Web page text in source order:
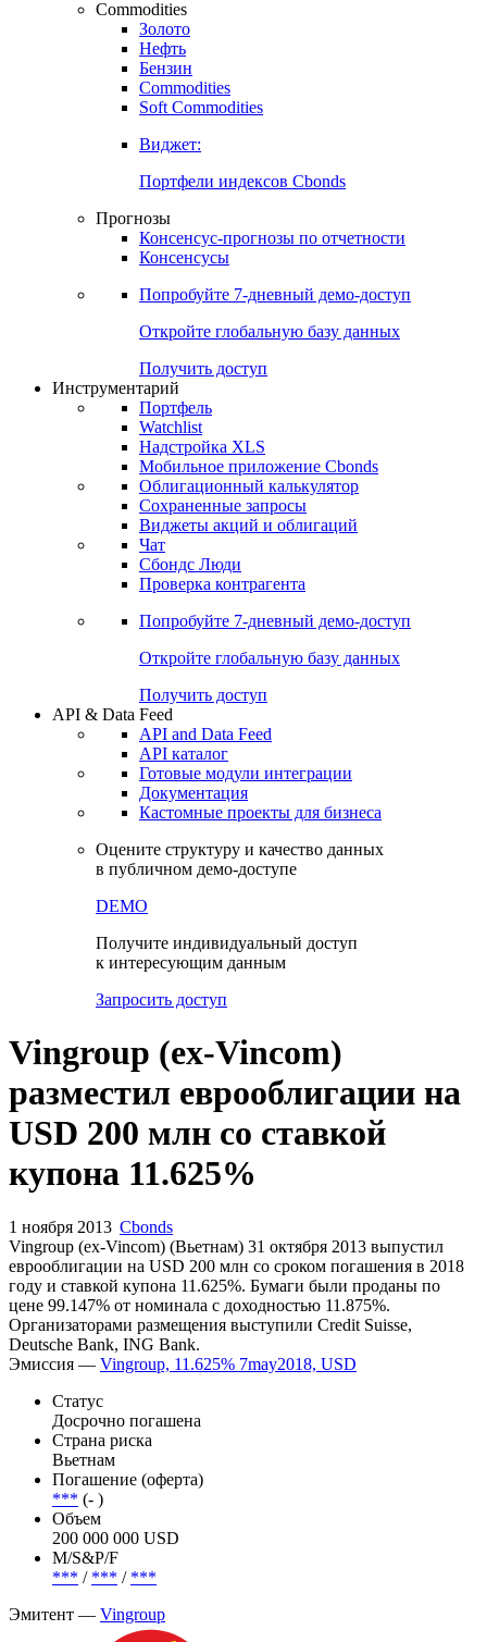
Commodities
Золото
Нефть
Бензин
Commodities
Soft Commodities
Виджет:
Портфели индексов Cbonds
Прогнозы
Консенсус-прогнозы по отчетности
Консенсусы
Попробуйте 7-дневный демо-доступ
Откройте глобальную базу данных
Получить доступ
Инструментарий
Портфель
Watchlist
Надстройка XLS
Мобильное приложение Cbonds
Облигационный калькулятор
Сохраненные запросы
Виджеты акций и облигаций
Чат
Сбондс Люди
Проверка контрагента
Попробуйте 7-дневный демо-доступ
Откройте глобальную базу данных
Получить доступ
API & Data Feed
API and Data Feed
API каталог
Готовые модули интеграции
Документация
Кастомные проекты для бизнеса
Оцените структуру и качество данных
в публичном демо-доступе
DEMO
Получите индивидуальный доступ
к интересующим данным
Запросить доступ
Vingroup (ex-Vincom)
разместил еврооблигации на
USD 200 млн со ставкой
купона 11.625%
1 ноября 2013 Cbonds
Vingroup (ex-Vincom) (Вьетнам) 31 октября 2013 выпустил
еврооблигации на USD 200 млн со сроком погашения в 2018
году и ставкой купона 11.625%. Бумаги были проданы по
цене 99.147% от номинала с доходностью 11.875%.
Организаторами размещения выступили Credit Suisse,
Deutsche Bank, ING Bank.
Эмиссия — Vingroup, 11.625% 7may2018, USD
Статус
Досрочно погашена
Страна риска
Вьетнам
Погашение (оферта)
*** (- )
Объем
200 000 000 USD
М/S&P/F
*** / *** / ***
Эмитент — Vingroup